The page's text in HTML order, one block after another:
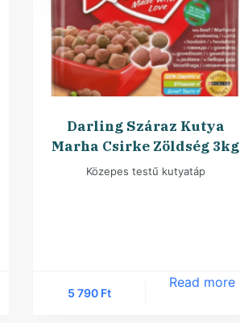
Darling Száraz Kutya
Marha Csirke Zöldség 3kg
Közepes testű kutyatáp
5 790 Ft
Read more